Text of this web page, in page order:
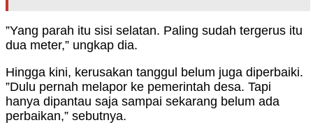
”Yang parah itu sisi selatan. Paling sudah tergerus itu
dua meter,” ungkap dia.
Hingga kini, kerusakan tanggul belum juga diperbaiki.
”Dulu pernah melapor ke pemerintah desa. Tapi
hanya dipantau saja sampai sekarang belum ada
perbaikan,” sebutnya.